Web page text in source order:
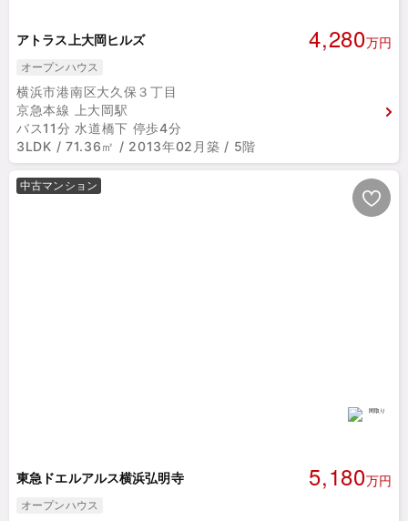
アトラス上大岡ヒルズ 4,280万円
オープンハウス
横浜市港南区大久保３丁目
京急本線 上大岡駅
バス11分 水道橋下 停歩4分
3LDK / 71.36㎡ / 2013年02月築 / 5階
中古マンション
東急ドエルアルス横浜弘明寺 5,180万円
オープンハウス